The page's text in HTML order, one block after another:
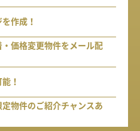
作成！
価格変更物件をメール配
！
物件のご紹介チャンスあ